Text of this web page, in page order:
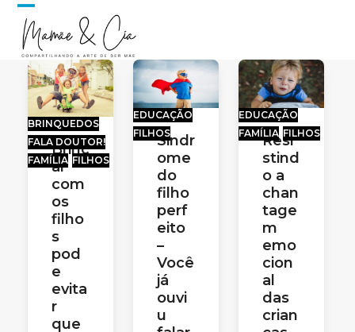
Skip
content
Open
mobile
menu
Close
mobile
menu
BRINQUEDOS
FALA DOUTOR!
FAMÍLIA FILHOS
Brinc
ar
com
os
filho
s
pod
e
evita
r
que
EDUCAÇÃO
FILHOSSindr
ome
do
filho
perf
eito
–
Você
já
ouvi
u
EDUCAÇÃO
FAMÍLIA FILHOS
Resi
stind
o a
chan
tage
m
emo
cion
al
das
crian